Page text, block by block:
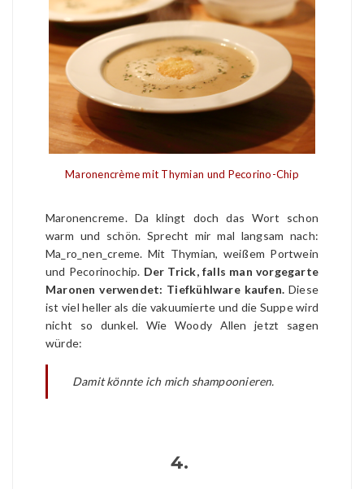
Maronencrème mit Thymian und Pecorino-Chip
Maronencreme. Da klingt doch das Wort schon
warm und schön. Sprecht mir mal langsam nach:
Ma_ro_nen_creme. Mit Thymian, weißem Portwein
und Pecorinochip. Der Trick, falls man vorgegarte
Maronen verwendet: Tiefkühlware kaufen. Diese
ist viel heller als die vakuumierte und die Suppe wird
nicht so dunkel. Wie Woody Allen jetzt sagen
würde:
Damit könnte ich mich shampoonieren.
4.